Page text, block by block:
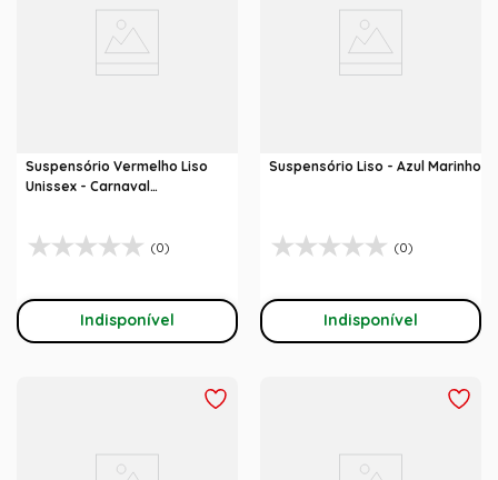
Suspensório Vermelho Liso
Unissex - Carnaval
(0)
Indisponível
Suspensório Liso - Azul Marinho
(0)
Indisponível